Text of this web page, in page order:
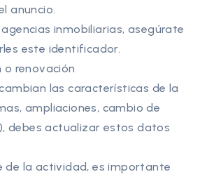
anuncio.
inmobiliarias, asegúrate
este identificador.
o renovación
las características de la
ampliaciones, cambio de
debes actualizar estos datos
de la actividad, es importante